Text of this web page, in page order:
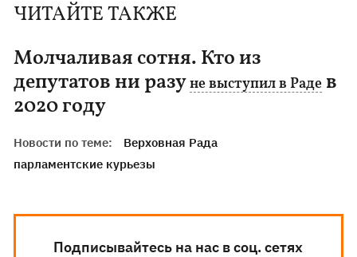
ЧИТАЙТЕ ТАКЖЕ
Молчаливая сотня. Кто из
депутатов ни разуне выступил в Раде в
2020 году
Новости по теме:
Верховная Рада
парламентские курьезы
Подписывайтесь на нас в соц. сетях